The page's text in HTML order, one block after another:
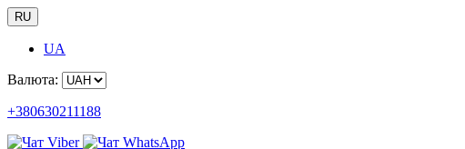
RU
UA
Валюта:
+380630211188